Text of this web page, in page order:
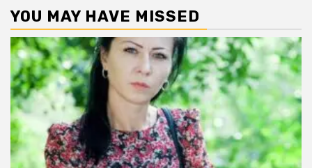
YOU MAY HAVE MISSED